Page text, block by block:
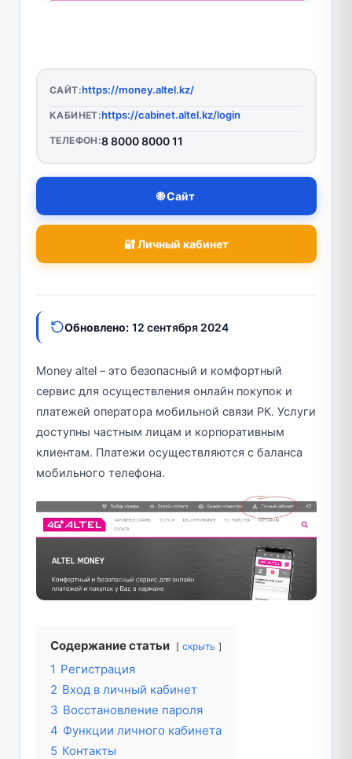
САЙТ:https://money.altel.kz/
КАБИНЕТ:https://cabinet.altel.kz/login
ТЕЛЕФОН:8 8000 8000 11
🌐 Сайт
🔐 Личный кабинет
Обновлено: 12 сентября 2024
Money altel – это безопасный и комфортный
сервис для осуществления онлайн покупок и
платежей оператора мобильной связи РК. Услуги
доступны частным лицам и корпоративным
клиентам. Платежи осуществляются с баланса
мобильного телефона.
Содержание статьи скрыть
1 Регистрация
2 Вход в личный кабинет
3 Восстановление пароля
4 Функции личного кабинета
5 Контакты